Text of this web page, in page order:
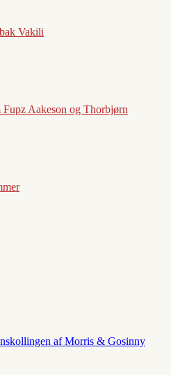
Vakili
Aakeson og Thorbjørn
af Morris & Gosinny